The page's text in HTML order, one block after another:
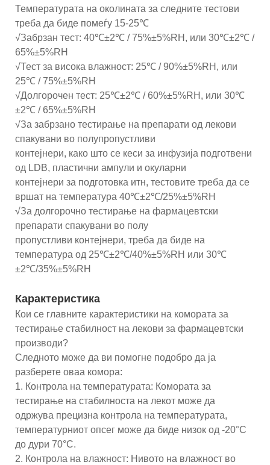
Температурата на околината за следните тестови
треба да биде помеѓу 15-25℃
√Забрзан тест: 40℃±2℃ / 75%±5%RH, или 30℃±2℃ /
65%±5%RH
√Тест за висока влажност: 25℃ / 90%±5%RH, или
25℃ / 75%±5%RH
√Долгорочен тест: 25℃±2℃ / 60%±5%RH, или 30℃
±2℃ / 65%±5%RH
√За забрзано тестирање на препарати од лекови
спакувани во полупропустливи
контејнери, како што се кеси за инфузија подготвени
од LDB, пластични ампули и окуларни
контејнери за подготовка итн, тестовите треба да се
вршат на температура 40℃±2℃/25%±5%RH
√За долгорочно тестирање на фармацевтски
препарати спакувани во полу
пропустливи контејнери, треба да биде на
температура од 25℃±2℃/40%±5%RH или 30℃
±2℃/35%±5%RH
Карактеристика
Кои се главните карактеристики на комората за
тестирање стабилност на лекови за фармацевтски
производи?
Следното може да ви помогне подобро да ја
разберете оваа комора:
1. Контрола на температурата: Комората за
тестирање на стабилноста на лекот може да
одржува прецизна контрола на температурата,
температурниот опсег може да биде низок од -20°C
до дури 70°C.
2. Контрола на влажност: Нивото на влажност во